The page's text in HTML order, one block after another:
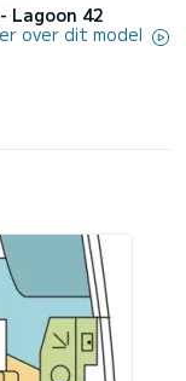
Lagoon 42
over dit model